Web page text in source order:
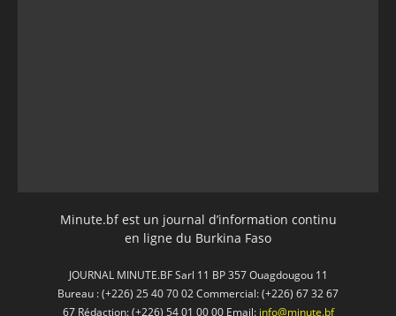
Minute.bf est un journal d’information continu
en ligne du Burkina Faso
JOURNAL MINUTE.BF Sarl 11 BP 357 Ouagdougou 11
Bureau : (+226) 25 40 70 02 Commercial: (+226) 67 32 67
67 Rédaction: (+226) 54 01 00 00 Email: info@minute.bf